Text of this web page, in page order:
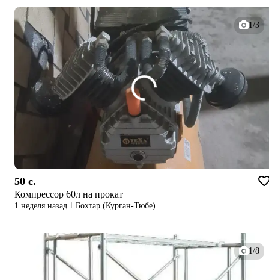
1/3
50 c.
Компрессор 60л на прокат
1 неделя назад Бохтар (Курган-Тюбе)
1/8